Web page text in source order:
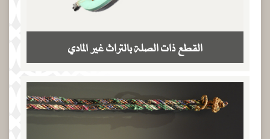
القطع ذات الصلة بالتراث غير المادي